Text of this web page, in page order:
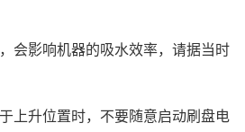
会影响机器的吸水效率，请据当时
上升位置时，不要随意启动刷盘电